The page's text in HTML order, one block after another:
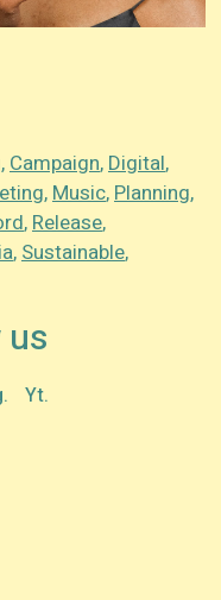
Campaign Digital
Music Planning
Release
Sustainable
Yt.